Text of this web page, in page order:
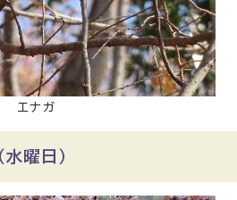
エナガ
曜日）